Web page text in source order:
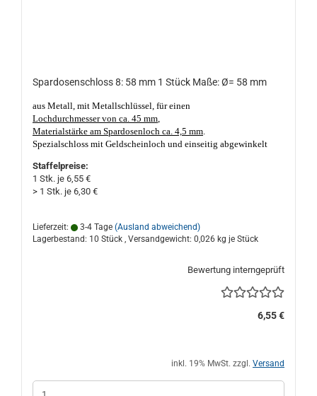
Spardosenschloss 8: 58 mm 1 Stück Maße: Ø= 58 mm
aus Metall, mit Metallschlüssel, für einen
Lochdurchmesser von ca. 45 mm,
Materialstärke am Spardosenloch ca. 4,5 mm.
Spezialschloss mit Geldscheinloch und einseitig abgewinkelt
Stahlriegel. Die Schlüsselführung ist 2-fach geschlitzt.
geeignet für Porzellan- und Keramik Sparschweine und
Spardosen. Made in Germany, gute Qualität. Das Spardosenloch
Ø sein, Materialstärke am Loch sollte nicht dicker, oder dünner
als ca. 4,5 mm sein!
Staffelpreise:
1 Stk. je 6,55 €
> 1 Stk. je 6,30 €
Lieferzeit: 3-4 Tage (Ausland abweichend)
Lagerbestand: 10 Stück , Versandgewicht: 0,026 kg je Stück
Bewertung interngeprüft
6,55 €
inkl. 19% MwSt. zzgl. Versand